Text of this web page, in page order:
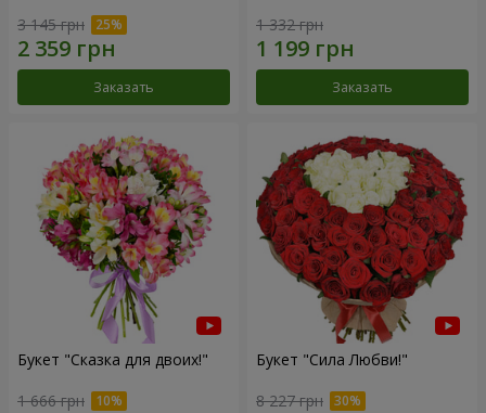
3 145 грн
Заказать
1 332 грн
Заказать
Букет "Сказка для двоих!"
1 666 грн
Букет "Сила Любви!"
8 227 грн